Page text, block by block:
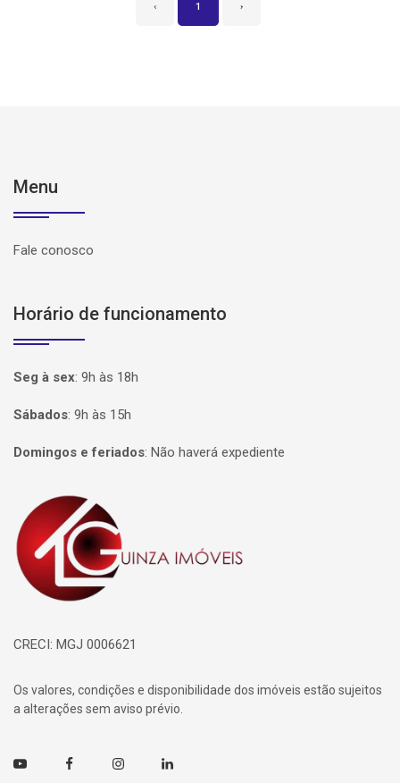
‹ 1 ›
Menu
Fale conosco
Horário de funcionamento
Seg à sex: 9h às 18h
Sábados: 9h às 15h
Domingos e feriados: Não haverá expediente
Página inicial
CRECI: MGJ 0006621
Os valores, condições e disponibilidade dos imóveis estão sujeitos
a alterações sem aviso prévio.
Youtube FacebookInstagramLinkedin